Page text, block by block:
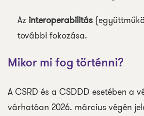
Az interoperabilitás
további fokozása.
Mikor mi fog történni?
A CSRD és a CSDDD esetében a
várhatóan 2026. március végén